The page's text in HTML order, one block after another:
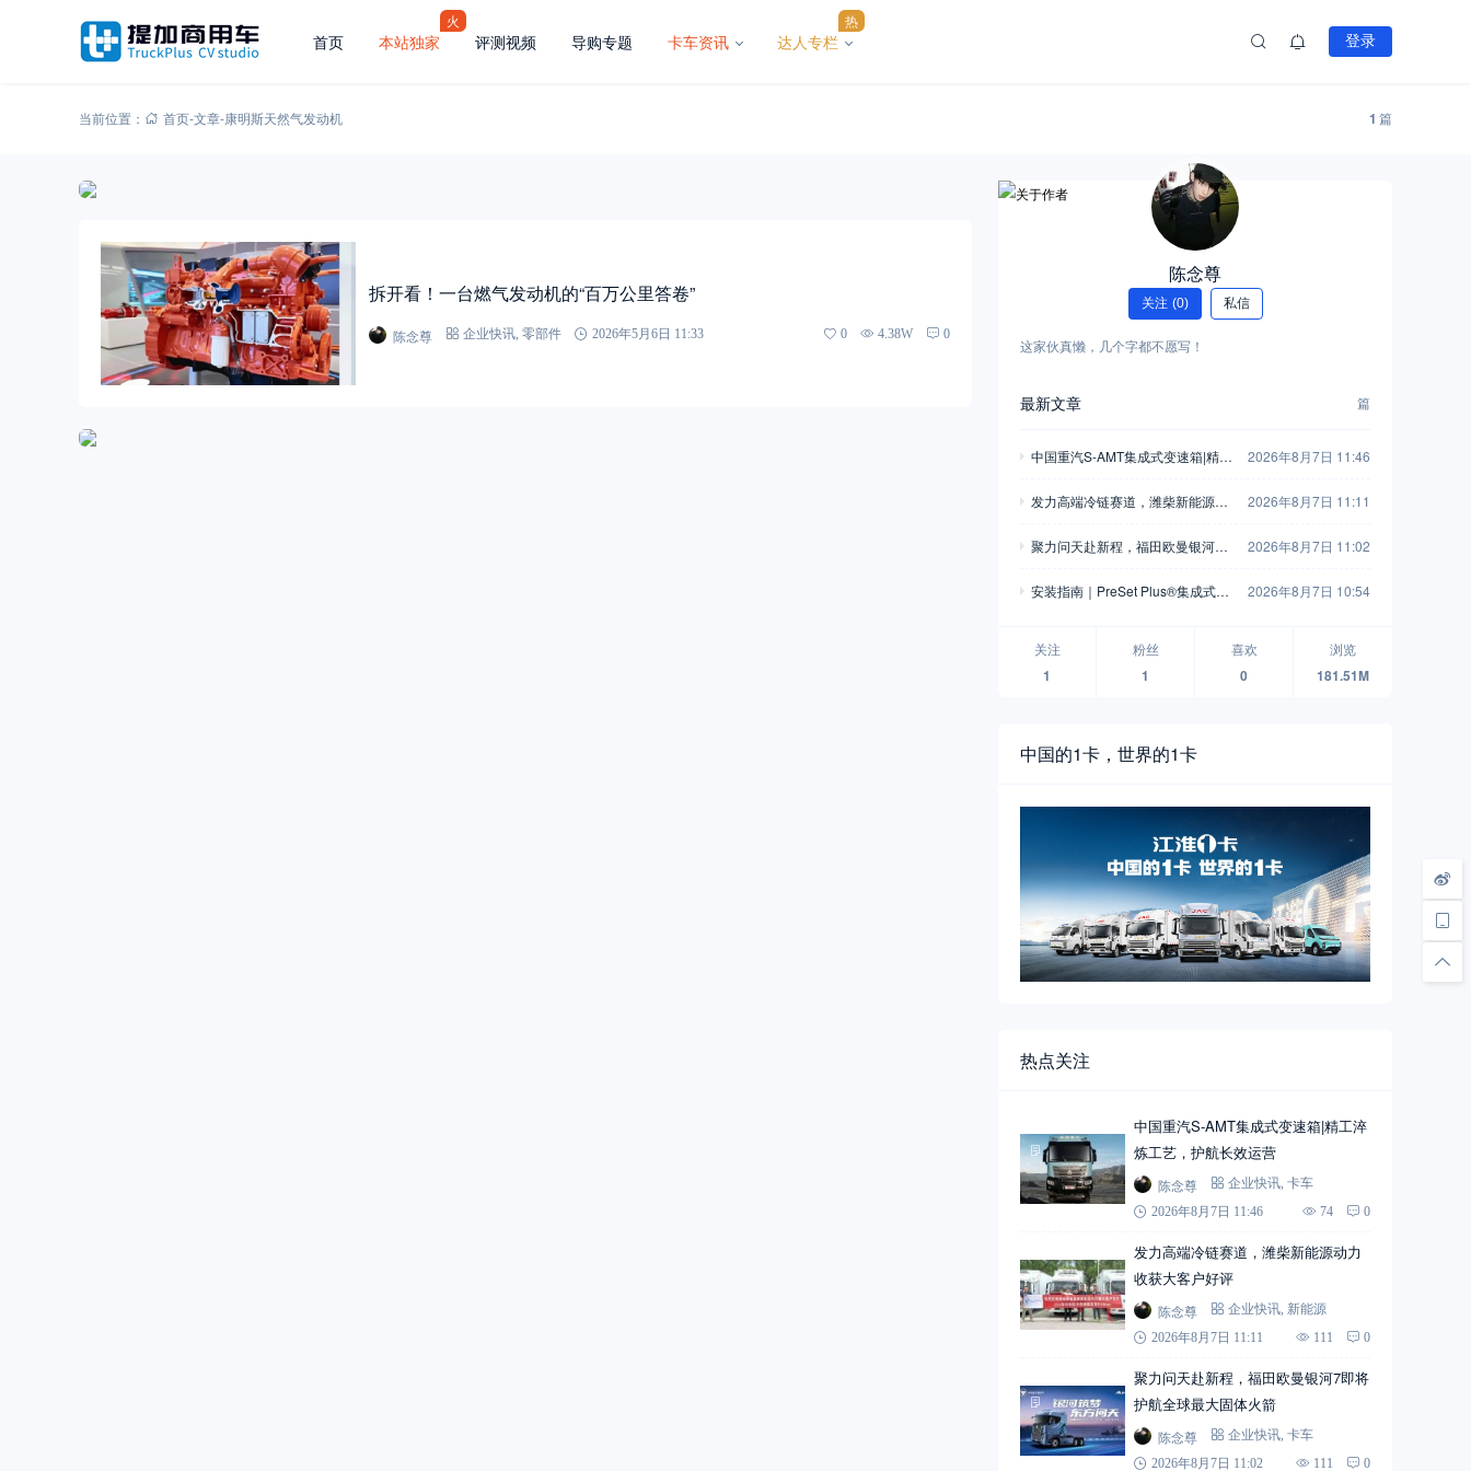
首页 本站独家
火
评测视频 导购专题 卡车资讯 达人专栏
热
登录
当前位置： 首页-文章-康明斯天然气发动机 1 篇
拆开看！一台燃气发动机的“百万公里答卷”
陈念尊 企业快讯, 零部件 2026年5月6日 11:33 0 4.38W 0
陈念尊
关注 (0) 私信
这家伙真懒，几个字都不愿写！
最新文章 篇
中国重汽S-AMT集成式变速箱|精工
2026年8月7日 11:46
发力高端冷链赛道，潍柴新能源动
2026年8月7日 11:11
聚力问天赴新程，福田欧曼银河7
2026年8月7日 11:02
安装指南｜PreSet Plus®集成式轴
2026年8月7日 10:54
关注
1
粉丝
1
喜欢
0
浏览
181.51M
中国的1卡，世界的1卡
热点关注
中国重汽S-AMT集成式变速箱|精工淬
炼工艺，护航长效运营
陈念尊 企业快讯 卡车
2026年8月7日 11:46
74 0
发力高端冷链赛道，潍柴新能源动力
收获大客户好评
陈念尊 企业快讯 新能源
2026年8月7日 11:11
111 0
聚力问天赴新程，福田欧曼银河7即将
护航全球最大固体火箭
陈念尊 企业快讯 卡车
2026年8月7日 11:02
111 0